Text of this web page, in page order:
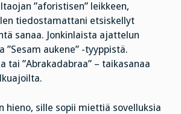
”aforistisen” leikkeen,
tiedostamattani etsiskellyt
sanaa. Jonkinlaista ajattelun
”Sesam aukene” -tyyppistä.
tai ”Abrakadabraa” – taikasanaa
hieno, sille sopii miettiä sovelluksia